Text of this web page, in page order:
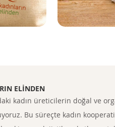
ELİNDEN
kadın üreticilerin doğal ve
Bu süreçte kadın